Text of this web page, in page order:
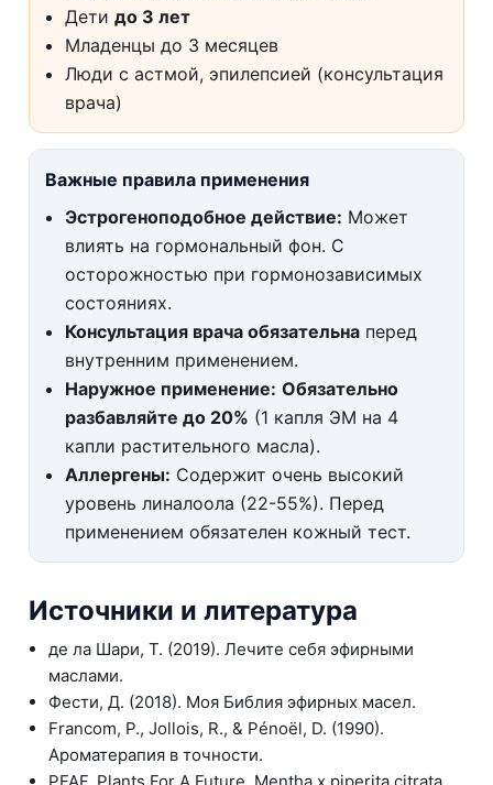
Дети до 3 лет
Младенцы до 3 месяцев
Люди с астмой, эпилепсией (консультация
врача)
Важные правила применения
Эстрогеноподобное действие: Может
влиять на гормональный фон. С
осторожностью при гормонозависимых
состояниях.
Консультация врача обязательна перед
внутренним применением.
Наружное применение: Обязательно
разбавляйте до 20% (1 капля ЭМ на 4
капли растительного масла).
Аллергены: Содержит очень высокий
уровень линалоола (22-55%). Перед
применением обязателен кожный тест.
Источники и литература
де ла Шари, Т. (2019). Лечите себя эфирными
маслами.
Фести, Д. (2018). Моя Библия эфирных масел.
Francom, P., Jollois, R., & Pénoël, D. (1990).
Ароматерапия в точности.